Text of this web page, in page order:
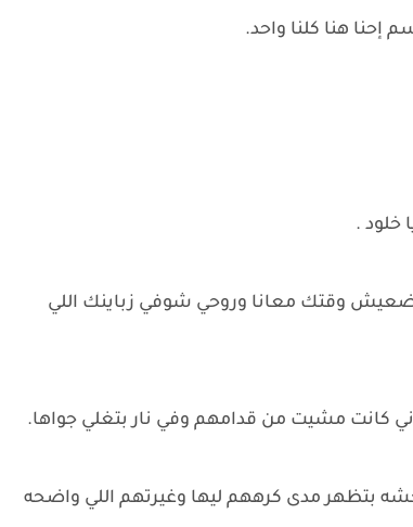
إحنا هنا كلنا واحد.
خلود .
وقتك معانا وروحي شوفي زباينك اللي
كانت مشيت من قدامهم وفي نار بتغلي جواها.
بتظهر مدى كرههم ليها وغيرتهم اللي واضحه